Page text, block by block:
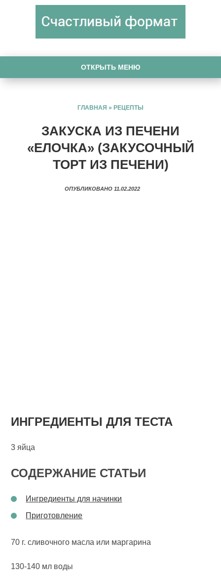
ОТКРЫТЬ МЕНЮ
ГЛАВНАЯ » РЕЦЕПТЫ
ЗАКУСКА ИЗ ПЕЧЕНИ
«ЕЛОЧКА» (ЗАКУСОЧНЫЙ
ТОРТ ИЗ ПЕЧЕНИ)
ОПУБЛИКОВАНО 11.02.2022
ИНГРЕДИЕНТЫ ДЛЯ ТЕСТА
3 яйца
СОДЕРЖАНИЕ СТАТЬИ
Ингредиенты для начинки
Приготовление
70 г. сливочного масла или маргарина
130-140 мл воды